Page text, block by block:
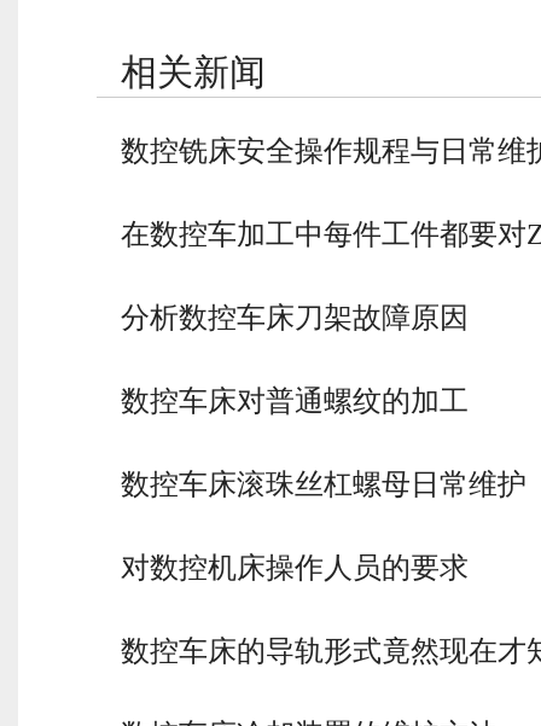
相关新闻
数控铣床安全操作规程与日常
在数控车加工中每件工件都要
分析数控车床刀架故障原因
数控车床对普通螺纹的加工
数控车床滚珠丝杠螺母日常维护
对数控机床操作人员的要求
数控车床的导轨形式竟然现在